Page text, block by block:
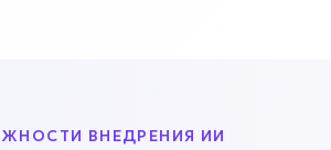
ВНЕДРЕНИЯ ИИ